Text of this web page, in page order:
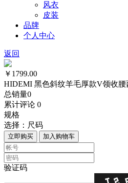
风衣
皮装
品牌
个人中心
返回
￥1799.00
HIDEMI 黑色斜纹羊毛厚款V领收腰
总销量0
累计评论 0
规格
选择： 尺码
立即购买 加入购物车
验证码